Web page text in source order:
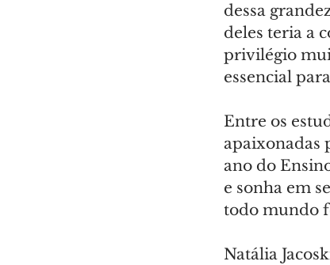
dessa
deles teria a
privilégio
essencial
Entre os
apaixonadas
ano do
e sonha em
todo mundo
Natália